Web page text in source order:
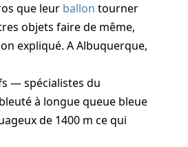
que leur ballon tourner
objets faire de même,
expliqué. A Albuquerque,
— spécialistes du
à longue queue bleue
de 1400 m ce qui